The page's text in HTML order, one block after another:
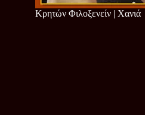
Κρητών Φιλοξενείν | Χανιά